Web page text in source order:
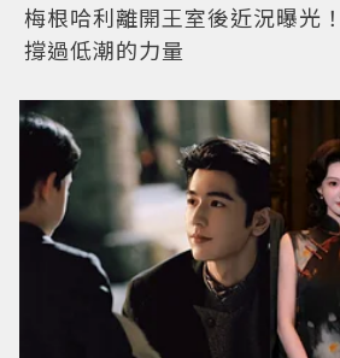
梅根哈利離開王室後近況曝光
撐過低潮的力量